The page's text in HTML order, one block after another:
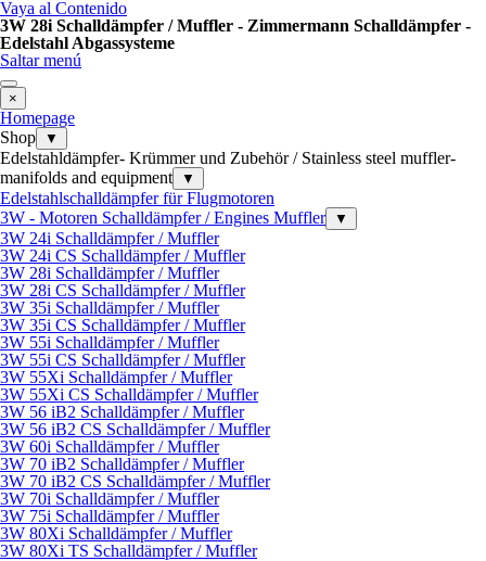
Vaya al Contenido
3W 28i Schalldämpfer / Muffler - Zimmermann Schalldämpfer -
Edelstahl Abgassysteme
Saltar menú
×
Homepage
Shop
▼
Edelstahldämpfer- Krümmer und Zubehör / Stainless steel muffler-
manifolds and equipment
▼
Edelstahlschalldämpfer für Flugmotoren
3W - Motoren Schalldämpfer / Engines Muffler
▼
3W 24i Schalldämpfer / Muffler
3W 24i CS Schalldämpfer / Muffler
3W 28i Schalldämpfer / Muffler
3W 28i CS Schalldämpfer / Muffler
3W 35i Schalldämpfer / Muffler
3W 35i CS Schalldämpfer / Muffler
3W 55i Schalldämpfer / Muffler
3W 55i CS Schalldämpfer / Muffler
3W 55Xi Schalldämpfer / Muffler
3W 55Xi CS Schalldämpfer / Muffler
3W 56 iB2 Schalldämpfer / Muffler
3W 56 iB2 CS Schalldämpfer / Muffler
3W 60i Schalldämpfer / Muffler
3W 70 iB2 Schalldämpfer / Muffler
3W 70 iB2 CS Schalldämpfer / Muffler
3W 70i Schalldämpfer / Muffler
3W 75i Schalldämpfer / Muffler
3W 80Xi Schalldämpfer / Muffler
3W 80Xi TS Schalldämpfer / Muffler